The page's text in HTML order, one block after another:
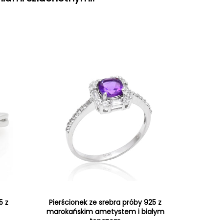
z
Pierścionek ze srebra próby 925 z
marokańskim ametystem i białym